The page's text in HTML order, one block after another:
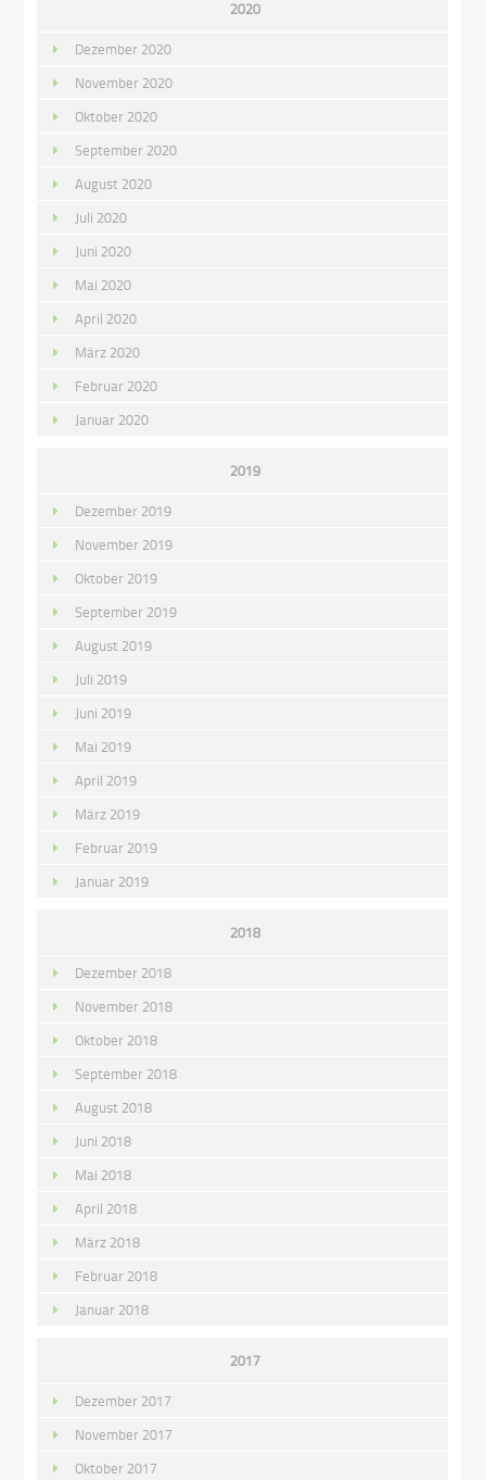
2020
Dezember 2020
November 2020
Oktober 2020
September 2020
August 2020
Juli 2020
Juni 2020
Mai 2020
April 2020
März 2020
Februar 2020
Januar 2020
2019
Dezember 2019
November 2019
Oktober 2019
September 2019
August 2019
Juli 2019
Juni 2019
Mai 2019
April 2019
März 2019
Februar 2019
Januar 2019
2018
Dezember 2018
November 2018
Oktober 2018
September 2018
August 2018
Juni 2018
Mai 2018
April 2018
März 2018
Februar 2018
Januar 2018
2017
Dezember 2017
November 2017
Oktober 2017